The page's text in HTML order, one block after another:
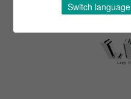
Switch language